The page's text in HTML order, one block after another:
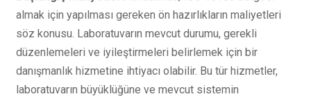
almak için yapılması gereken ön hazırlıkların maliyetleri
söz konusu. Laboratuvarın mevcut durumu, gerekli
düzenlemeleri ve iyileştirmeleri belirlemek için bir
danışmanlık hizmetine ihtiyacı olabilir. Bu tür hizmetler,
laboratuvarın büyüklüğüne ve mevcut sistemin